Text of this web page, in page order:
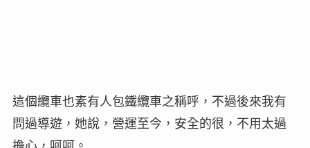
這個纜車也素有人包鐵纜車之稱呼，不過後來我有
問過導遊，她說，營運至今，安全的很，不用太過